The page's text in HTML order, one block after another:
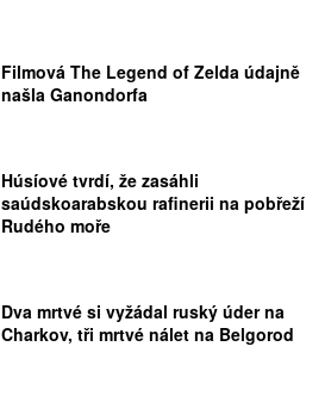
Filmová The Legend of Zelda údajně
našla Ganondorfa
Húsíové tvrdí, že zasáhli
saúdskoarabskou rafinerii na pobřeží
Rudého moře
Dva mrtvé si vyžádal ruský úder na
Charkov, tři mrtvé nálet na Belgorod